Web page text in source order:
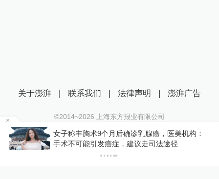
女子称丰胸术9个月后确诊乳腺癌，医美机构：
手术不可能引发癌症，建议走司法途径
关于澎湃 | 联系我们 | 法律声明 | 澎湃广告
©2014~2026 上海东方报业有限公司
沪ICP证：沪B2-20170116 | 沪ICP备14003370号
互联网新闻信息服务许可证：31120170006
沪公网安备 31010602000299号